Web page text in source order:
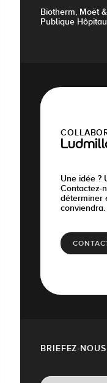
Biotherm, Moët
Publique
Une idée ?
Contactez-
déterminer
conviendra.
BRIEFEZ-NOUS